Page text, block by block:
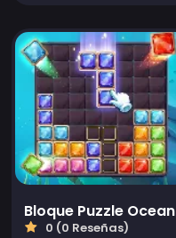
Bloque Puzzle Ocean
0 (0 Reseñas)